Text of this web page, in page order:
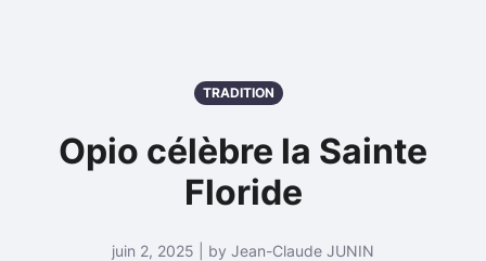
TRADITION
Opio célèbre la Sainte
Floride
juin 2, 2025 | by Jean-Claude JUNIN